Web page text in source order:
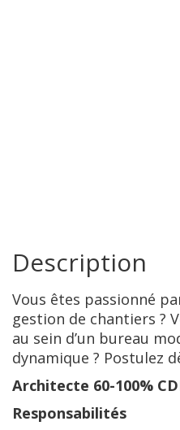
Description
Vous êtes passionné
gestion de chantiers ?
au sein d’un bureau
dynamique ? Postulez
Architecte 60-100%
Responsabilités